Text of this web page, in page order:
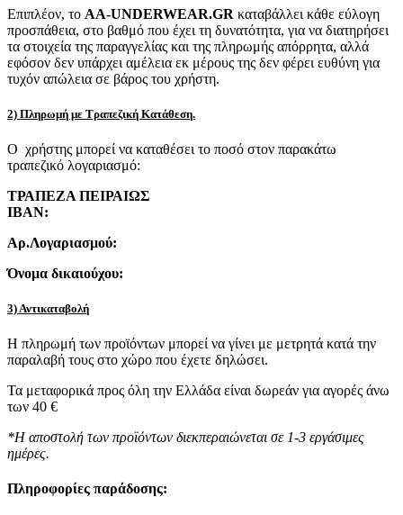
Επιπλέον, το AA-UNDERWEAR.GR καταβάλλει κάθε εύλογη
προσπάθεια, στο βαθμό που έχει τη δυνατότητα, για να διατηρήσει
τα στοιχεία της παραγγελίας και της πληρωμής απόρρητα, αλλά
εφόσον δεν υπάρχει αμέλεια εκ μέρους της δεν φέρει ευθύνη για
τυχόν απώλεια σε βάρος του χρήστη.
2) Πληρωμή με Τραπεζική Κατάθεση.
Ο χρήστης μπορεί να καταθέσει το ποσό στον παρακάτω
τραπεζικό λογαριασμό:
ΤΡΑΠΕΖΑ ΠΕΙΡΑΙΩΣ
IBAN:
Αρ.Λογαριασμού:
Όνομα δικαιούχου:
3) Αντικαταβολή
Η πληρωμή των προϊόντων μπορεί να γίνει με μετρητά κατά την
παραλαβή τους στο χώρο που έχετε δηλώσει.
Τα μεταφορικά προς όλη την Ελλάδα είναι δωρεάν για αγορές άνω
των 40 €
*Η αποστολή των προϊόντων διεκπεραιώνεται σε 1-3 εργάσιμες
ημέρες.
Πληροφορίες παράδοσης: